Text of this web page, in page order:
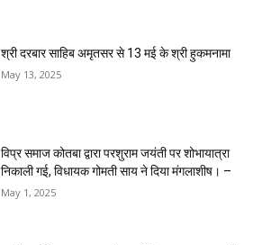
श्री दरबार साहिब अमृतसर से 13 मई के श्री हुकमनामा
May 13, 2025
विप्र समाज कोतबा द्वारा परशुराम जयंती पर शोभायात्रा
निकाली गई, विधायक गोमती साय ने दिया मंगलाशीष। –
May 1, 2025